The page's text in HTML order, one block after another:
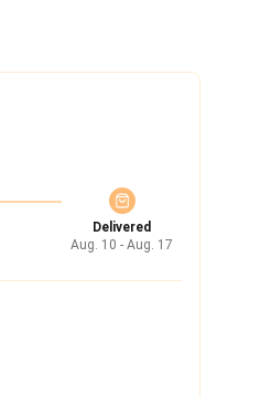
Delivered
Aug. 10 - Aug. 17